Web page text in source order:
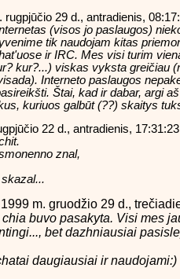
29 d., antradienis,
(visos jo paslaugos)
tik naudojam kitas
ir IRC. Mes visi turim
kur?...) viskas vyksta greičiau
Interneto paslaugos
Štai, kad ir dabar, argi
kuriuos galbūt (??) skaitys
22 d., antradienis, 17:31:23
znal,
m. gruodžio 29 d.,
buvo pasakyta. Visi mes
bet dazhniausiai
daugiausiai ir naudojami:)